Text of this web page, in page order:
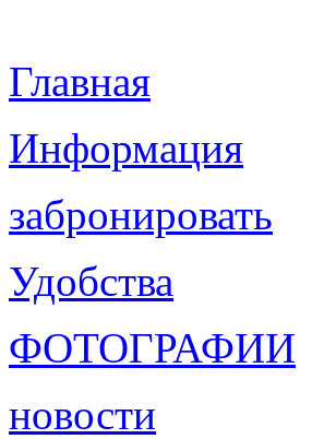
Главная
Информация
забронировать
Удобства
ФОТОГРАФИИ
новости